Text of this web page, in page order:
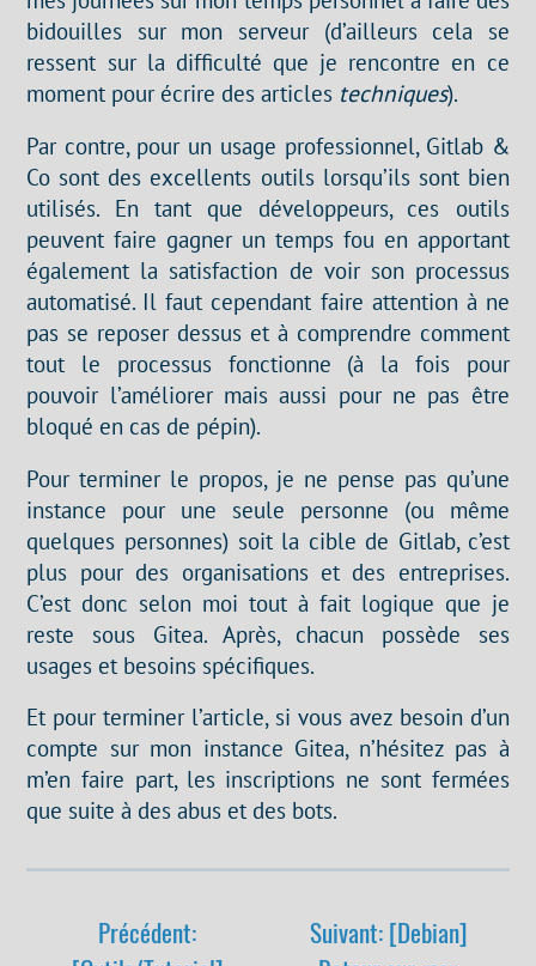
bidouilles sur mon serveur (d’ailleurs cela se
ressent sur la difficulté que je rencontre en ce
moment pour écrire des articles techniques).
Par contre, pour un usage professionnel, Gitlab &
Co sont des excellents outils lorsqu’ils sont bien
utilisés. En tant que développeurs, ces outils
peuvent faire gagner un temps fou en apportant
également la satisfaction de voir son processus
automatisé. Il faut cependant faire attention à ne
pas se reposer dessus et à comprendre comment
tout le processus fonctionne (à la fois pour
pouvoir l’améliorer mais aussi pour ne pas être
bloqué en cas de pépin).
Pour terminer le propos, je ne pense pas qu’une
instance pour une seule personne (ou même
quelques personnes) soit la cible de Gitlab, c’est
plus pour des organisations et des entreprises.
C’est donc selon moi tout à fait logique que je
reste sous Gitea. Après, chacun possède ses
usages et besoins spécifiques.
Et pour terminer l’article, si vous avez besoin d’un
compte sur mon instance Gitea, n’hésitez pas à
m’en faire part, les inscriptions ne sont fermées
que suite à des abus et des bots.
Précédent:
Suivant: [Debian]